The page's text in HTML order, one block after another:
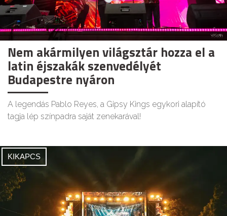
Nem akármilyen világsztár hozza el a
latin éjszakák szenvedélyét
Budapestre nyáron
A legendás Pablo Reyes, a Gipsy Kings egykori alapító
tagja lép színpadra saját zenekarával!
KIKAPCS